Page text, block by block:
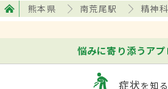
熊本県 南荒尾駅 精神科
悩みに寄り添うア
症状を知る